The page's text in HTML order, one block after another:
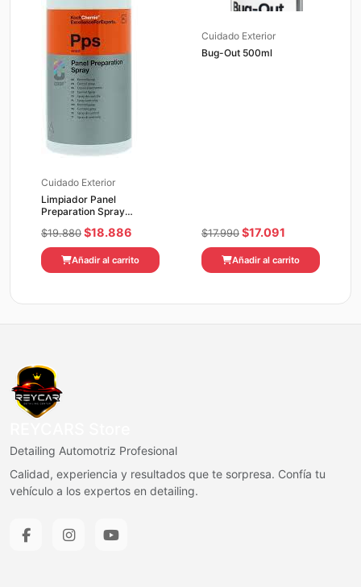
Cuidado Exterior
Limpiador Panel
Preparation Spray
$19.880 El
precio
original
$18.886
precio
actual
Añadir al carrito
Cuidado Exterior
Bug-Out 500ml
$17.990 El
precio
original
$17.091
precio
actual
Añadir al carrito
Detailing Automotriz Profesional
Calidad, experiencia y resultados que te sorpresa. Confía tu
vehículo a los expertos en detailing.